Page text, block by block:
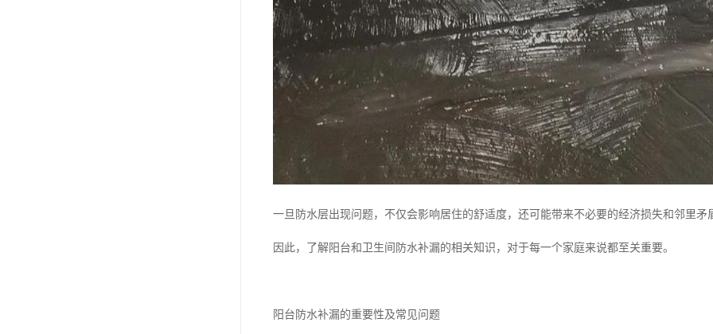
一旦防水层出现问题，不仅会影响居住的舒适度，还可能带来不必要的经济损失和邻里矛
因此，了解阳台和卫生间防水补漏的相关知识，对于每一个家庭来说都至关重要。
阳台防水补漏的重要性及常见问题